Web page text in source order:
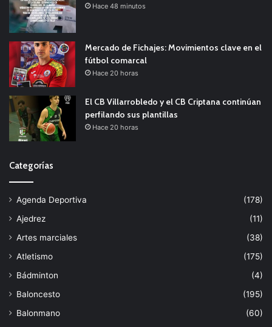
Hace 48 minutos
Mercado de Fichajes: Movimientos clave en el
fútbol comarcal
Hace 20 horas
El CB Villarrobledo y el CB Criptana continúan
perfilando sus plantillas
Hace 20 horas
Categorías
Agenda Deportiva
(178)
Ajedrez
(11)
Artes marciales
(38)
Atletismo
(175)
Bádminton
(4)
Baloncesto
(195)
Balonmano
(60)